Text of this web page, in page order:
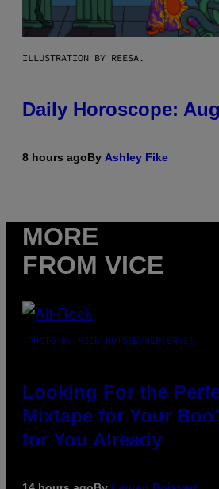
ILLUSTRATION BY REESA.
Daily Horoscope:
8 hours agoBy Ashley Fike
MORE
FROM VICE
(PHOTO BY MICK HUTSON/REDFERNS)
Looking For the
Mixtape for Your
for You Already